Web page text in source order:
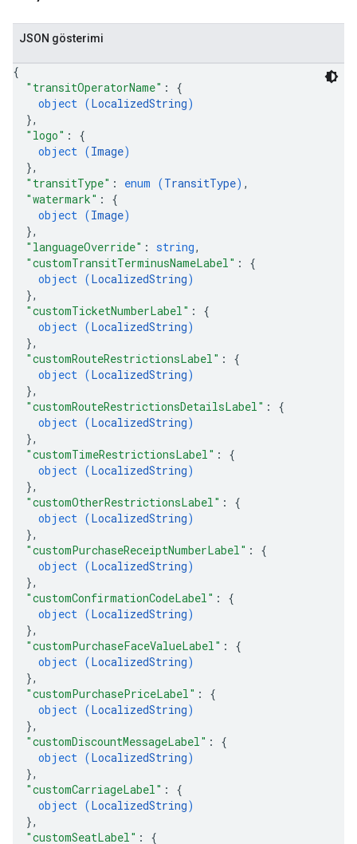
JSON gösterimi
{
"transitOperatorName" : {
object (LocalizedString)
},
"logo" : {
object (Image)
},
"transitType" : enum (TransitType) ,
"watermark" : {
object (Image)
},
"languageOverride" : string,
"customTransitTerminusNameLabel" : {
object (LocalizedString)
},
"customTicketNumberLabel" : {
object (LocalizedString)
},
"customRouteRestrictionsLabel" : {
object (LocalizedString)
},
"customRouteRestrictionsDetailsLabel" : {
object (LocalizedString)
},
"customTimeRestrictionsLabel" : {
object (LocalizedString)
},
"customOtherRestrictionsLabel" : {
object (LocalizedString)
},
"customPurchaseReceiptNumberLabel" : {
object (LocalizedString)
},
"customConfirmationCodeLabel" : {
object (LocalizedString)
},
"customPurchaseFaceValueLabel" : {
object (LocalizedString)
},
"customPurchasePriceLabel" : {
object (LocalizedString)
},
"customDiscountMessageLabel" : {
object (LocalizedString)
},
"customCarriageLabel" : {
object (LocalizedString)
},
"customSeatLabel" : {